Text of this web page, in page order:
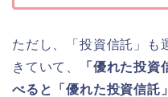
ただし、「投資信託」も
きていて、
「優れた投
べると「優れた投資信託